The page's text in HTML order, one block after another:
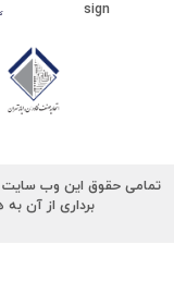
تمامی حقوق این وب سایت
برداری از آن